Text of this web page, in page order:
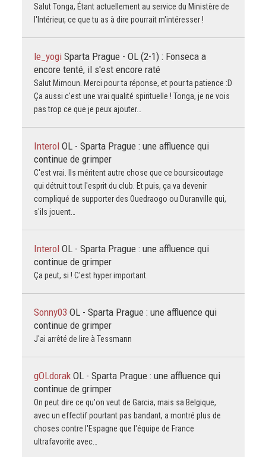
Salut Tonga, Étant actuellement au service du Ministère de
l'Intérieur, ce que tu as à dire pourrait m'intéresser !
le_yogi Sparta Prague - OL (2-1) : Fonseca a
encore tenté, il s'est encore raté
Salut Mimoun. Merci pour ta réponse, et pour ta patience :D
Ça aussi c'est une vrai qualité spirituelle ! Tonga, je ne vois
pas trop ce que je peux ajouter…
Interol OL - Sparta Prague : une affluence qui
continue de grimper
C'est vrai. Ils méritent autre chose que ce boursicoutage
qui détruit tout l'esprit du club. Et puis, ça va devenir
compliqué de supporter des Ouedraogo ou Duranville qui,
s'ils jouent…
Interol OL - Sparta Prague : une affluence qui
continue de grimper
Ça peut, si ! C'est hyper important.
Sonny03 OL - Sparta Prague : une affluence qui
continue de grimper
J'ai arrêté de lire à Tessmann
gOLdorak OL - Sparta Prague : une affluence qui
continue de grimper
On peut dire ce qu'on veut de Garcia, mais sa Belgique,
avec un effectif pourtant pas bandant, a montré plus de
choses contre l'Espagne que l'équipe de France
ultrafavorite avec…